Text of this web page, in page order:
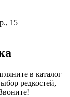
15
в каталог
редкостей,